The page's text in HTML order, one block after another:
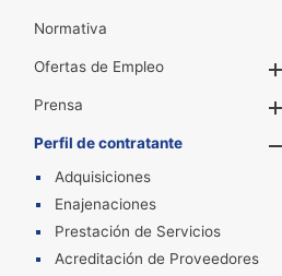
Normativa
Ofertas de Empleo
Prensa
Perfil de contratante
Adquisiciones
Enajenaciones
Prestación de Servicios
Acreditación de Proveedores